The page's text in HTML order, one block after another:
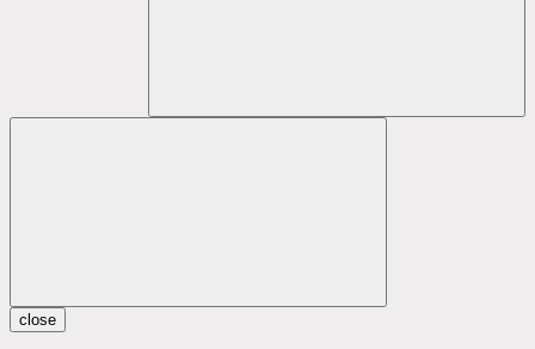
close